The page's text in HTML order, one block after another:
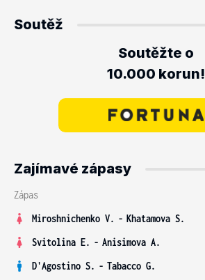
Soutěž
Soutěžte o
10.000 korun!
Zajímavé zápasy
Zápas
Miroshnichenko V. - Khatamova S.
Svitolina E. - Anisimova A.
D'Agostino S. - Tabacco G.